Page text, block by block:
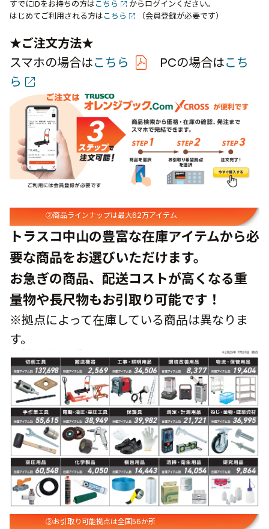
すでにIDをお持ちの方はこちら
からログインください。
はじめてご利用される方はこちら （会員登録が必要です）
★ご注文方法★
スマホの場合はこちら PCの場合はこち
ら
②商品ラインナップは最大62万アイテム
トラスコ中山の豊富な在庫アイテムから必
要な商品をお選びいただけます。
お急ぎの商品、配送コストが高くなる重
量物や長尺物もお引取り可能です！
※拠点によって在庫している商品は異なりま
す。
③お引取り可能拠点は全国56か所